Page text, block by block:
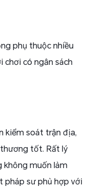
phụ thuộc nhiều
chơi có ngân sách
kiểm soát trận địa,
tốt. Rất lý
không muốn làm
pháp sư phù hợp với